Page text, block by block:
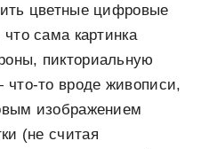
цветные цифровые
сама картинка
пикториальную
то вроде живописи,
изображением
(не считая